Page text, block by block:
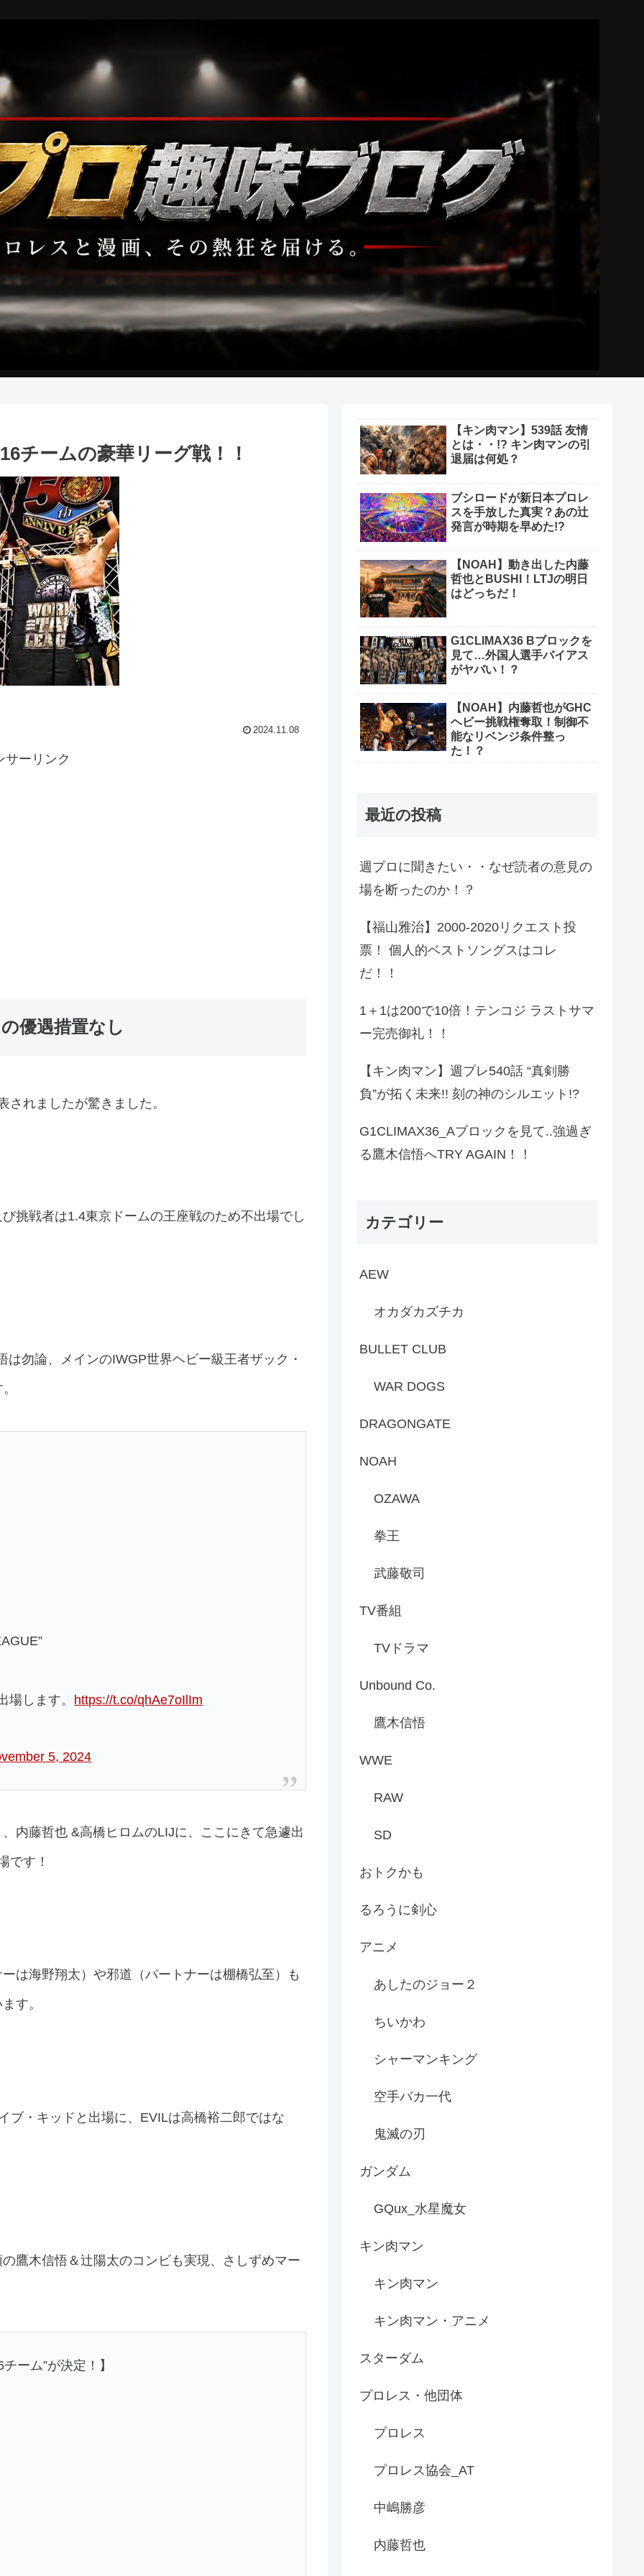
チームの豪華リーグ戦！！
2024.11.08
サーリンク
優遇措置なし
れましたが驚きました。
挑戦者は1.4東京ドームの王座戦のため不出場でし
勿論、メインのIWGP世界ヘビー級王者ザック・
場します。 https://t.co/qhAe7oIlIm
5, 2024
内藤哲也 &高橋ヒロムのLIJに、ここにきて急遽出
です！
は海野翔太）や邪道（パートナーは棚橋弘至）も
す。
ブ・キッドと出場に、EVILは高橋裕二郎ではな
鷹木信悟＆辻陽太のコンビも実現、さしずめマー
ーム”が決定！】
【キン肉マン】539話 友情
とは・・!? キン肉マンの引
退届は何処？
ブシロードが新日本プロレ
スを手放した真実？あの辻
発言が時期を早めた!?
【NOAH】動き出した内藤
哲也とBUSHI！LTJの明日
はどっちだ！
G1CLIMAX36 Bブロックを
見て…外国人選手バイアス
がヤバい！？
【NOAH】内藤哲也がGHC
ヘビー挑戦権奪取！制御不
能なリベンジ条件整っ
た！？
最近の投稿
週プロに聞きたい・・なぜ読者の意見の
場を断ったのか！？
【福山雅治】2000-2020リクエスト投
票！ 個人的ベストソングスはコレ
だ！！
1＋1は200で10倍！テンコジ ラストサマ
ー完売御礼！！
【キン肉マン】週プレ540話 “真剣勝
負”が拓く未来!! 刻の神のシルエット!?
G1CLIMAX36_Aブロックを見て..強過ぎ
る鷹木信悟へTRY AGAIN！！
カテゴリー
AEW
オカダカズチカ
BULLET CLUB
WAR DOGS
DRAGONGATE
NOAH
OZAWA
拳王
武藤敬司
TV番組
TVドラマ
Unbound Co.
鷹木信悟
WWE
RAW
SD
おトクかも
るろうに剣心
アニメ
あしたのジョー２
ちいかわ
シャーマンキング
空手バカ一代
鬼滅の刃
ガンダム
GQux_水星魔女
キン肉マン
キン肉マン
キン肉マン・アニメ
スターダム
プロレス・他団体
プロレス
プロレス協会_AT
中嶋勝彦
内藤哲也